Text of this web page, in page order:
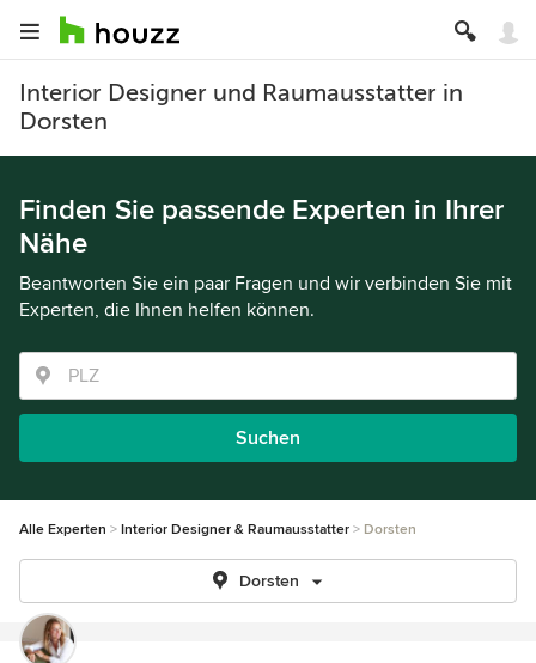
Interior Designer und Raumausstatter in
Dorsten
Finden Sie passende Experten in Ihrer
Nähe
Beantworten Sie ein paar Fragen und wir verbinden Sie mit
Experten, die Ihnen helfen können.
Suchen
Alle Experten Interior Designer & Raumausstatter Dorsten
Dorsten